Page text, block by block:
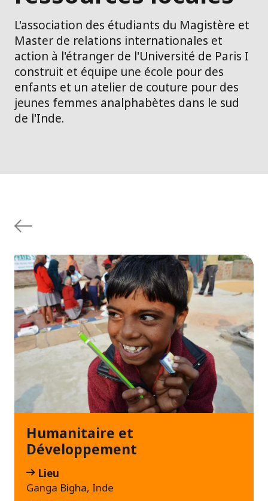
L'association des étudiants du Magistère et
Master de relations internationales et
action à l'étranger de l'Université de Paris I
construit et équipe une école pour des
enfants et un atelier de couture pour des
jeunes femmes analphabètes dans le sud
de l'Inde.
Humanitaire et
Développement
Lieu
Ganga Bigha, Inde